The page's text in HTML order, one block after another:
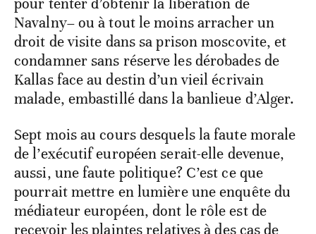
pour tenter d’obtenir la libération de
Navalny– ou à tout le moins arracher un
droit de visite dans sa prison moscovite, et
condamner sans réserve les dérobades de
Kallas face au destin d’un vieil écrivain
malade, embastillé dans la banlieue d’Alger.
Sept mois au cours desquels la faute morale
de l’exécutif européen serait-elle devenue,
aussi, une faute politique? C’est ce que
pourrait mettre en lumière une enquête du
médiateur européen, dont le rôle est de
recevoir les plaintes relatives à des cas de